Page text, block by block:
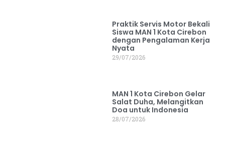
Praktik Servis Motor Bekali
Siswa MAN 1 Kota Cirebon
dengan Pengalaman Kerja
Nyata
29/07/2026
MAN 1 Kota Cirebon Gelar
Salat Duha, Melangitkan
Doa untuk Indonesia
28/07/2026